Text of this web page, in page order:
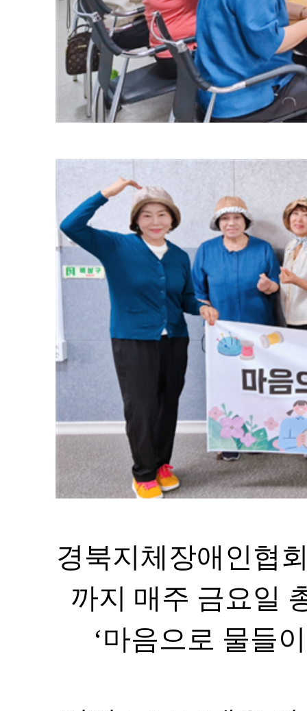
경북지체장애인협
까지 매주 금요일
‘마음으로 물들